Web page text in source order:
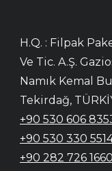
H.Q. : Filpak
Ve Tic. A.Ş.
Namık Kemal
Tekirdağ,
+90 530 606
+90 530 330
+90 282 726 1660